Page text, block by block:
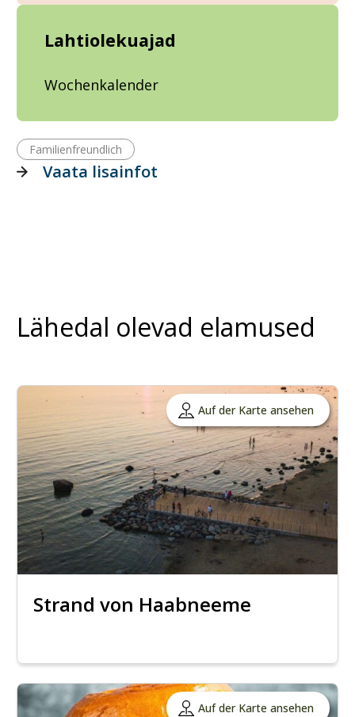
Lahtiolekuajad
Wochenkalender
Familienfreundlich
Vaata lisainfot
Lähedal olevad elamused
Auf der Karte ansehen
Strand von Haabneeme
Auf der Karte ansehen